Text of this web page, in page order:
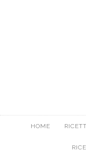
HOME